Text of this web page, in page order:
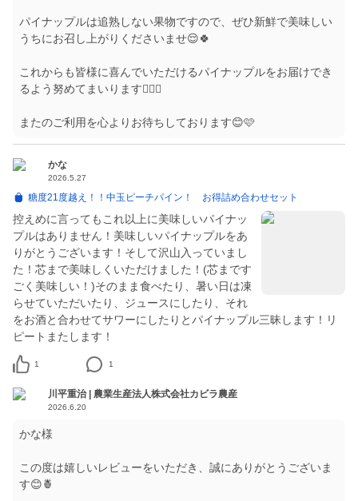
パイナップルは追熟しない果物ですので、ぜひ新鮮で美味しい
うちにお召し上がりくださいませ😌🍀
これからも皆様に喜んでいただけるパイナップルをお届けでき
るよう努めてまいります🙇🏻‍♀️
またのご利用を心よりお待ちしております😊🩷
かな
2026.5.27
糖度21度越え！！中玉ピーチパイン！ お得詰め合わせセット
控えめに言ってもこれ以上に美味しいパイナッ
プルはありません！美味しいパイナップルをあ
りがとうございます！そして沢山入っていまし
た！芯まで美味しくいただけました！(芯まです
ごく美味しい！)そのまま食べたり、暑い日は凍
らせていただいたり、ジュースにしたり、それ
をお酒と合わせてサワーにしたりとパイナップル三昧します！リ
ピートまたします！
1 1
川平重治 | 農業生産法人株式会社カビラ農産
2026.6.20
かな様
この度は嬉しいレビューをいただき、誠にありがとうございま
す😊🍍